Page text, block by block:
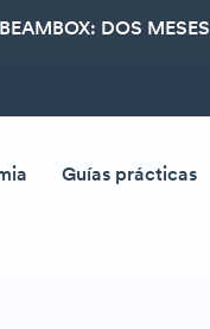
DOS
Guías prácticas